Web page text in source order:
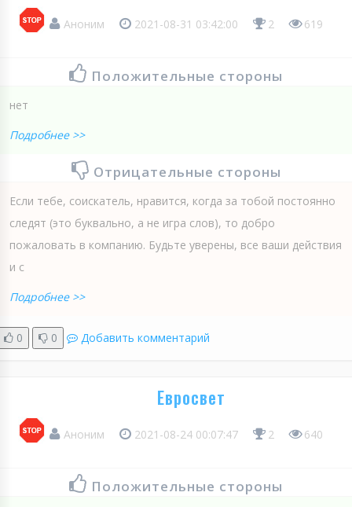
Аноним 2021-08-31 03:42:00 2 619
Положительные стороны
нет
Подробнее >>
Отрицательные стороны
Если тебе, соискатель, нравится, когда за тобой постоянно
следят (это буквально, а не игра слов), то добро
пожаловать в компанию. Будьте уверены, все ваши действия
и с
Подробнее >>
0 0 Добавить комментарий
Евросвет
Аноним 2021-08-24 00:07:47 2 640
Положительные стороны